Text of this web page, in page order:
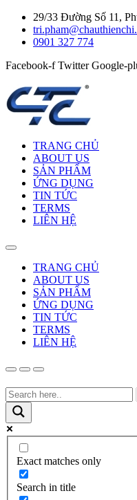
29/33 Đường Số 11,
0901 327 774
Facebook-f Twitter Google-
TRANG CHỦ
ABOUT US
SẢN PHẨM
ỨNG DỤNG
TIN TỨC
TERMS
LIÊN HỆ
TRANG CHỦ
ABOUT US
SẢN PHẨM
ỨNG DỤNG
TIN TỨC
TERMS
LIÊN HỆ
Exact matches only
Search in title